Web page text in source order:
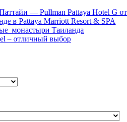
— Pullman Pattaya Hotel G
в Pattaya Marriott Resort & SPA
монастыри Таиланда
– отличный выбор